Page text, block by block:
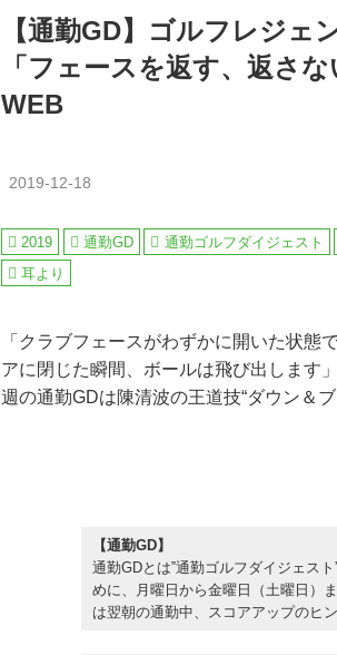
【通勤GD】ゴルフレジェ
「フェースを返す、返さ
WEB
2019-12-18
2019 通勤GD 通勤ゴルフダイジェスト
耳より
「クラブフェースがわずかに開いた状態
アに閉じた瞬間、ボールは飛び出します
週の通勤GDは陳清波の王道技“ダウン＆ブ
【通勤GD】
通勤GDとは‟通勤ゴルフダイジェス
めに、月曜日から金曜日（土曜日）
は翌朝の通勤中、スコアアップのヒ